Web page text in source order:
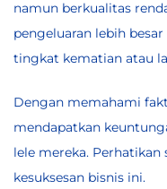
namun berkualitas
pengeluaran lebih
tingkat kematian atau
Dengan memahami
mendapatkan
lele mereka.
kesuksesan bisnis ini.